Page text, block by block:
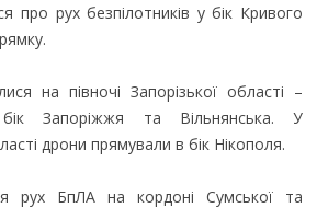
про рух безпілотників у бік Кривого
на півночі Запорізької області –
Запоріжжя та Вільнянська. У
дрони прямували в бік Нікополя.
рух БпЛА на кордоні Сумської та